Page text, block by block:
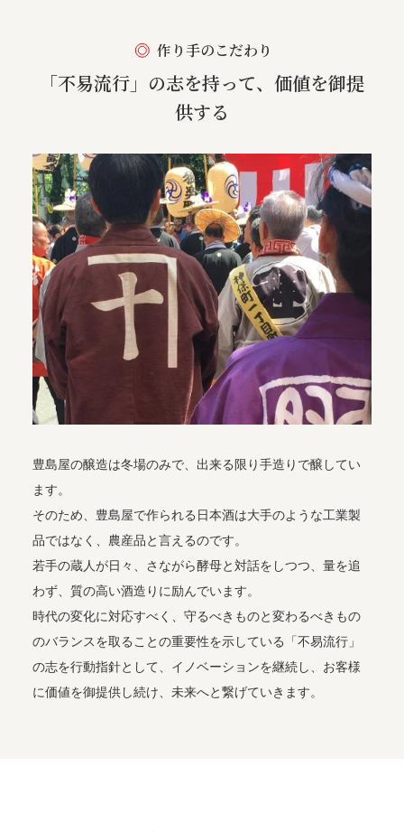
作り手のこだわり
「不易流行」の志を持って、価値を御提
供する
豊島屋の醸造は冬場のみで、出来る限り手造りで醸してい
ます。
そのため、豊島屋で作られる日本酒は大手のような工業製
品ではなく、農産品と言えるのです。
若手の蔵人が日々、さながら酵母と対話をしつつ、量を追
わず、質の高い酒造りに励んでいます。
時代の変化に対応すべく、守るべきものと変わるべきもの
のバランスを取ることの重要性を示している「不易流行」
の志を行動指針として、イノベーションを継続し、お客様
に価値を御提供し続け、未来へと繋げていきます。